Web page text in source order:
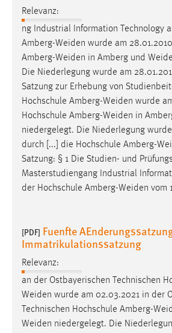
Relevanz:
ng Industrial Information Technology
Amberg-Weiden wurde am
Amberg-Weiden in Amberg und
Die Niederlegung wurde am
Satzung zur Erhebung von
Hochschule Amberg-Weiden wurde
Hochschule Amberg-Weiden in
niedergelegt. Die Niederlegung
durch [...] die Hochschule Amberg-
Satzung: § 1 Die Studien- und
Masterstudiengang Industrial
der Hochschule Amberg-Weiden vom
[PDF] Fuenfte
Immatrikulationssatzung
Relevanz:
an der Ostbayerischen Technischen
Weiden wurde am 02.03.2021 in der
Technischen Hochschule Amberg-
Weiden niedergelegt. Die